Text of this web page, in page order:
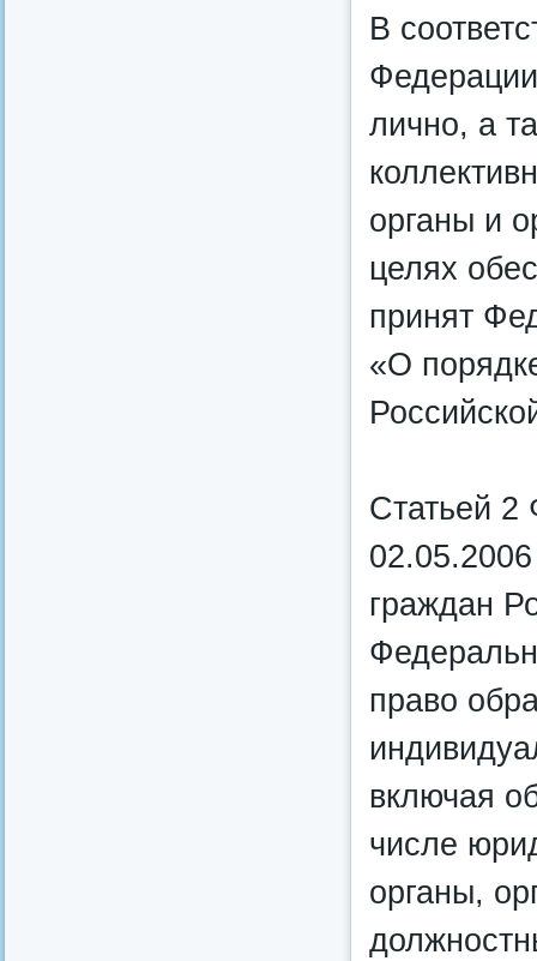
В
лично, а
органы и
целях
принят
«О
Статьей 2
граждан
право
включая
числе
органы,